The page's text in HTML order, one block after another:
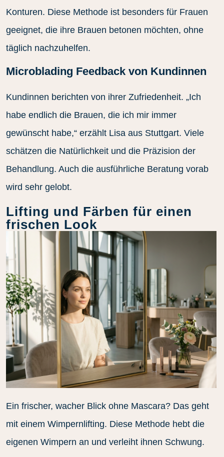
Konturen. Diese Methode ist besonders für Frauen
geeignet, die ihre Brauen betonen möchten, ohne
täglich nachzuhelfen.
Microblading Feedback von Kundinnen
Kundinnen berichten von ihrer Zufriedenheit. „Ich
habe endlich die Brauen, die ich mir immer
gewünscht habe,“ erzählt Lisa aus Stuttgart. Viele
schätzen die Natürlichkeit und die Präzision der
Behandlung. Auch die ausführliche Beratung vorab
wird sehr gelobt.
Lifting und Färben für einen
frischen Look
Ein frischer, wacher Blick ohne Mascara? Das geht
mit einem Wimpernlifting. Diese Methode hebt die
eigenen Wimpern an und verleiht ihnen Schwung.